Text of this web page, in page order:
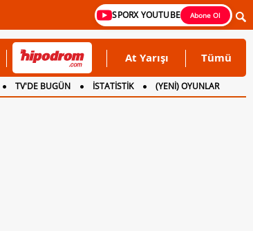
SPORX YOUTUBE Abone Ol
At Yarışı Tümü
TV'DE BUGÜN İSTATİSTİK
(YENİ) OYUNLAR